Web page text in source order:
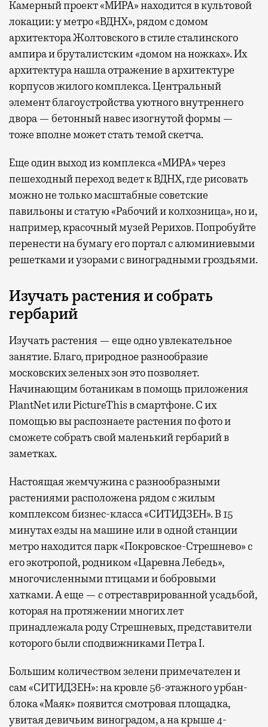
Камерный проект «МИРА» находится в культовой
локации: у метро «ВДНХ», рядом с домом
архитектора Жолтовского в стиле сталинского
ампира и бруталистским «домом на ножках». Их
архитектура нашла отражение в архитектуре
корпусов жилого комплекса. Центральный
элемент благоустройства уютного внутреннего
двора — бетонный навес изогнутой формы —
тоже вполне может стать темой скетча.
Еще один выход из комплекса «МИРА» через
пешеходный переход ведет к ВДНХ, где рисовать
можно не только масштабные советские
павильоны и статую «Рабочий и колхозница», но и,
например, красочный музей Рерихов. Попробуйте
перенести на бумагу его портал с алюминиевыми
решетками и узорами с виноградными гроздьями.
Изучать растения и собрать
гербарий
Изучать растения — еще одно увлекательное
занятие. Благо, природное разнообразие
московских зеленых зон это позволяет.
Начинающим ботаникам в помощь приложения
PlantNet или PictureThis в смартфоне. С их
помощью вы распознаете растения по фото и
сможете собрать свой маленький гербарий в
заметках.
Настоящая жемчужина с разнообразными
растениями расположена рядом с жилым
комплексом бизнес-класса «СИТИДЗЕН». В 15
минутах езды на машине или в одной станции
метро находится парк «Покровское-Стрешнево» с
его экотропой, родником «Царевна Лебедь»,
многочисленными птицами и бобровыми
хатками. А еще — с отреставрированной усадьбой,
которая на протяжении многих лет
принадлежала роду Стрешневых, представители
которого были сподвижниками Петра I.
Большим количеством зелени примечателен и
сам «СИТИДЗЕН»: на кровле 56-этажного урбан-
блока «Маяк» появится смотровая площадка,
увитая девичьим виноградом, а на крыше 4-